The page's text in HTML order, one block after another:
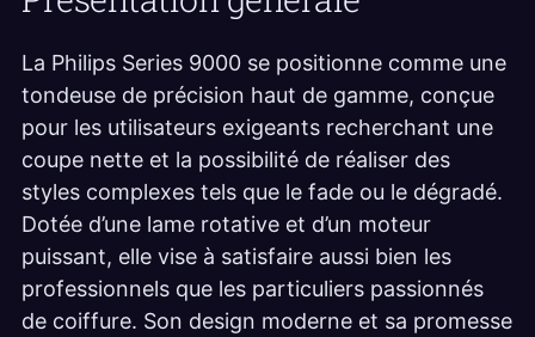
La Philips Series 9000 se positionne comme une
tondeuse de précision haut de gamme, conçue
pour les utilisateurs exigeants recherchant une
coupe nette et la possibilité de réaliser des
styles complexes tels que le fade ou le dégradé.
Dotée d’une lame rotative et d’un moteur
puissant, elle vise à satisfaire aussi bien les
professionnels que les particuliers passionnés
de coiffure. Son design moderne et sa promesse